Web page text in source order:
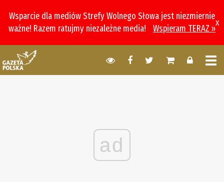
Wsparcie dla mediów Strefy Wolnego Słowa jest niezmiernie
ważne! Razem ratujmy niezależne media!
Wspieram TERAZ »
x
ad